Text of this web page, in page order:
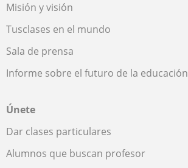
Misión y visión
Tusclases en el mundo
Sala de prensa
Informe sobre el futuro de la educación
Únete
Dar clases particulares
Alumnos que buscan profesor